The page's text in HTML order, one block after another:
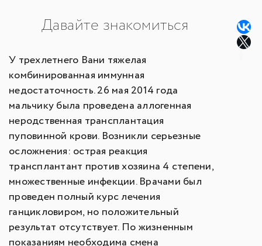
Давайте знакомиться
У трехлетнего Вани тяжелая
комбинированная иммунная
недостаточность. 26 мая 2014 года
мальчику была проведена аллогенная
неродственная трансплантация
пуповинной крови. Возникли серьезные
осложнения: острая реакция
трансплантант против хозяина 4 степени,
множественные инфекции. Врачами был
проведен полный курс лечения
ганцикловиром, но положительный
результат отсутствует. По жизненным
показаниям необходима смена